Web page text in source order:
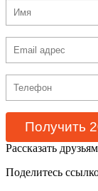
Рассказать друзьям
Поделитесь